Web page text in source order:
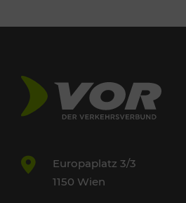
Europaplatz 3/3
1150 Wien